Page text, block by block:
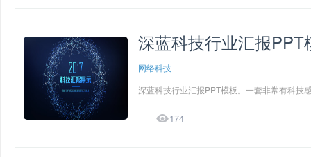
深蓝科技行业汇报PPT
网络科技
深蓝科技行业汇报PPT模板。一套非常有科技
174